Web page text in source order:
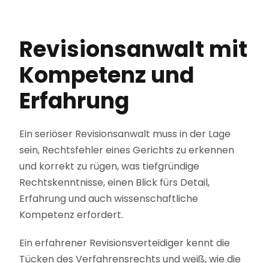
Revisionsanwalt mit
Kompetenz und
Erfahrung
Ein seriöser Revisionsanwalt muss in der Lage
sein, Rechtsfehler eines Gerichts zu erkennen
und korrekt zu rügen, was tiefgründige
Rechtskenntnisse, einen Blick fürs Detail,
Erfahrung und auch wissenschaftliche
Kompetenz erfordert.
Ein erfahrener Revisionsverteidiger kennt die
Tücken des Verfahrensrechts und weiß, wie die